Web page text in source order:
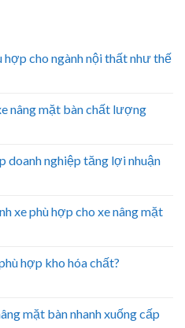
hợp cho ngành nội thất như thế
nâng mặt bàn chất lượng
doanh nghiệp tăng lợi nhuận
xe phù hợp cho xe nâng mặt
hợp kho hóa chất?
mặt bàn nhanh xuống cấp